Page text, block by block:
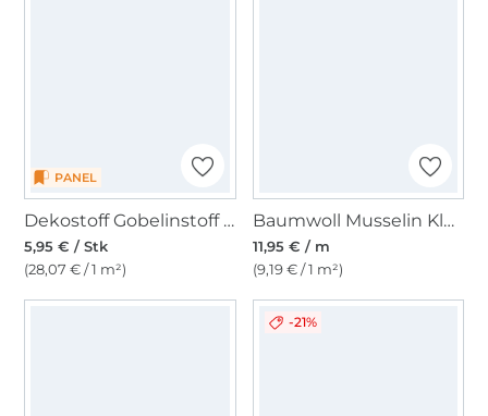
PANEL
Dekostoff Gobelinstoff Panel Mystic Cat, 46 x 46 cm
5,95 € / Stk
(28,07 € / 1 m²)
Baumwoll Musselin Kleine Schnecke, weiß
11,95 € / m
(9,19 € / 1 m²)
-21%